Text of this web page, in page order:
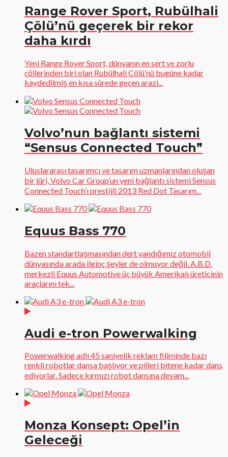
Range Rover Sport, Rubülhali
Çölü’nü geçerek bir rekor
daha kırdı
Yeni Range Rover Sport, dünyanın en sert ve zorlu
çöllerinden biri olan Rubülhali Çölü’nü bugüne kadar
kaydedilmiş en kısa sürede geçen arazi...
Volvo’nun bağlantı sistemi
“Sensus Connected Touch”
Uluslararası tasarımcı ve tasarım uzmanlarından oluşan
bir jüri, Volvo Car Group’un yeni bağlantı sistemi Sensus
Connected Touch’ı prestijli 2013 Red Dot Tasarım...
Equus Bass 770
Bazen standartlaşmasından dert yandığımız otomobil
dünyasında arada ilginç şeyler de olmuyor değil. A.B.D.
merkezli Equus Automotive üç büyük Amerikalı üreticinin
araçlarını tek...
Audi e-tron Powerwalking
Powerwalking adlı 45 saniyelik reklam filiminde bazı
renkli robotlar dansa başlıyor ve pilleri bitene kadar dans
ediyorlar. Sadece kırmızı robot dansına devam...
Monza Konsept: Opel’in
Geleceği